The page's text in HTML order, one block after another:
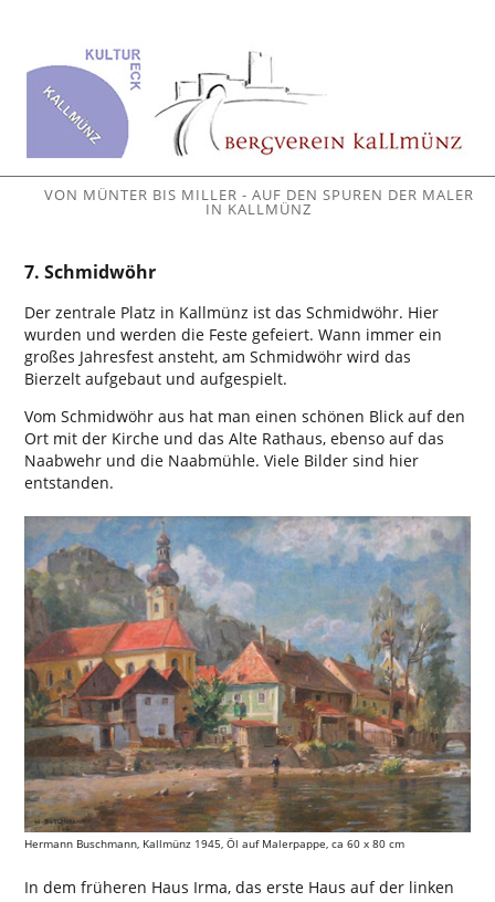
VON MÜNTER BIS MILLER - AUF DEN SPUREN DER MALER
IN KALLMÜNZ
7. Schmidwöhr
Der zentrale Platz in Kallmünz ist das Schmidwöhr. Hier
wurden und werden die Feste gefeiert. Wann immer ein
großes Jahresfest ansteht, am Schmidwöhr wird das
Bierzelt aufgebaut und aufgespielt.
Vom Schmidwöhr aus hat man einen schönen Blick auf den
Ort mit der Kirche und das Alte Rathaus, ebenso auf das
Naabwehr und die Naabmühle. Viele Bilder sind hier
entstanden.
Hermann Buschmann, Kallmünz 1945, Öl auf Malerpappe, ca 60 x 80 cm
In dem früheren Haus Irma, das erste Haus auf der linken